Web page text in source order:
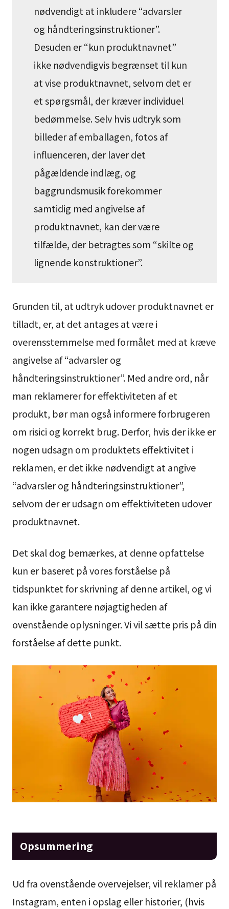
nødvendigt at inkludere “advarsler
og håndteringsinstruktioner”.
Desuden er “kun produktnavnet”
ikke nødvendigvis begrænset til kun
at vise produktnavnet, selvom det er
et spørgsmål, der kræver individuel
bedømmelse. Selv hvis udtryk som
billeder af emballagen, fotos af
influenceren, der laver det
pågældende indlæg, og
baggrundsmusik forekommer
samtidig med angivelse af
produktnavnet, kan der være
tilfælde, der betragtes som “skilte og
lignende konstruktioner”.
Grunden til, at udtryk udover produktnavnet er
tilladt, er, at det antages at være i
overensstemmelse med formålet med at kræve
angivelse af “advarsler og
håndteringsinstruktioner”. Med andre ord, når
man reklamerer for effektiviteten af et
produkt, bør man også informere forbrugeren
om risici og korrekt brug. Derfor, hvis der ikke er
nogen udsagn om produktets effektivitet i
reklamen, er det ikke nødvendigt at angive
“advarsler og håndteringsinstruktioner”,
selvom der er udsagn om effektiviteten udover
produktnavnet.
Det skal dog bemærkes, at denne opfattelse
kun er baseret på vores forståelse på
tidspunktet for skrivning af denne artikel, og vi
kan ikke garantere nøjagtigheden af
ovenstående oplysninger. Vi vil sætte pris på din
forståelse af dette punkt.
Opsummering
Ud fra ovenstående overvejelser, vil reklamer på
Instagram, enten i opslag eller historier, (hvis